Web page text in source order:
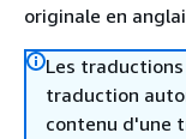
originale en
Les
traduction
contenu d'une